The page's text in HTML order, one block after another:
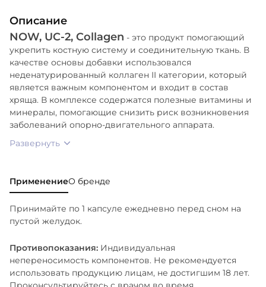
микрокристаллическая целлюлоза, стеариновая
кислота (растительного происхождения), диоксид
кремния и хлорид калия (стабилизатор).
Описание
NOW, UC-2, Collagen - это продукт помогающий
укрепить костную систему и соединительную ткань. В
качестве основы добавки использовался
неденатурированный коллаген II категории, который
является важным компонентом и входит в состав
хряща. В комплексе содержатся полезные витамины и
минералы, помогающие снизить риск возникновения
заболеваний опорно-двигательного аппарата.
Развернуть
ПрименениеО бренде
Принимайте по 1 капсуле ежедневно перед сном на
пустой желудок.
Противопоказания: Индивидуальная
непереносимость компонентов. Не рекомендуется
использовать продукцию лицам, не достигшим 18 лет.